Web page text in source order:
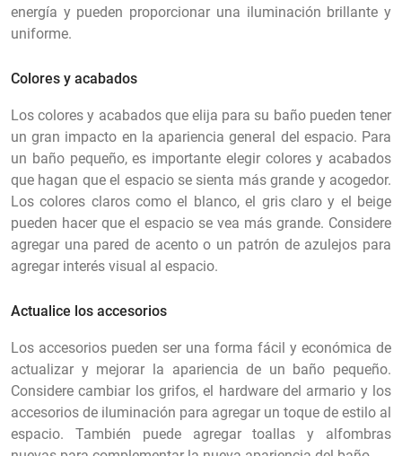
energía y pueden proporcionar una iluminación brillante y
uniforme.
Colores y acabados
Los colores y acabados que elija para su baño pueden tener
un gran impacto en la apariencia general del espacio. Para
un baño pequeño, es importante elegir colores y acabados
que hagan que el espacio se sienta más grande y acogedor.
Los colores claros como el blanco, el gris claro y el beige
pueden hacer que el espacio se vea más grande. Considere
agregar una pared de acento o un patrón de azulejos para
agregar interés visual al espacio.
Actualice los accesorios
Los accesorios pueden ser una forma fácil y económica de
actualizar y mejorar la apariencia de un baño pequeño.
Considere cambiar los grifos, el hardware del armario y los
accesorios de iluminación para agregar un toque de estilo al
espacio. También puede agregar toallas y alfombras